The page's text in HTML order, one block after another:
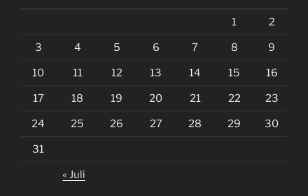
1 2
3 4 5 6 7 8 9
10 11 12 13 14 15 16
17 18 19 20 21 22 23
24 25 26 27 28 29 30
31
« Juli